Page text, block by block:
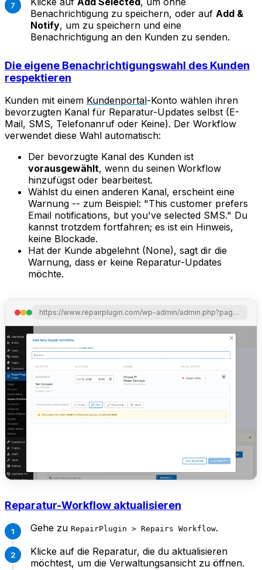
Benachrichtigung zu speichern, oder auf Add &
Notify, um zu speichern und eine
Benachrichtigung an den Kunden zu senden.
Die eigene Benachrichtigungswahl des Kunden
respektieren
Kunden mit einem Kundenportal-Konto wählen ihren
bevorzugten Kanal für Reparatur-Updates selbst (E-
Mail, SMS, Telefonanruf oder Keine). Der Workflow
verwendet diese Wahl automatisch:
Der bevorzugte Kanal des Kunden ist
vorausgewählt, wenn du seinen Workflow
hinzufügst oder bearbeitest.
Wählst du einen anderen Kanal, erscheint eine
Warnung -- zum Beispiel: "This customer prefers
Email notifications, but you've selected SMS." Du
kannst trotzdem fortfahren; es ist ein Hinweis,
keine Blockade.
Hat der Kunde abgelehnt (None), sagt dir die
Warnung, dass er keine Reparatur-Updates
möchte.
https://www.repairplugin.com/wp-admin/admin.php?page=wp_repair_workflow
Reparatur-Workflow aktualisieren
Gehe zu RepairPlugin > Repairs Workflow.
Klicke auf die Reparatur, die du aktualisieren
möchtest, um die Verwaltungsansicht zu öffnen.